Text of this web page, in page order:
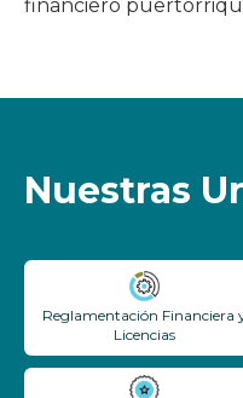
financiero
Nuestras
Reglamentación Financiera
Licencias